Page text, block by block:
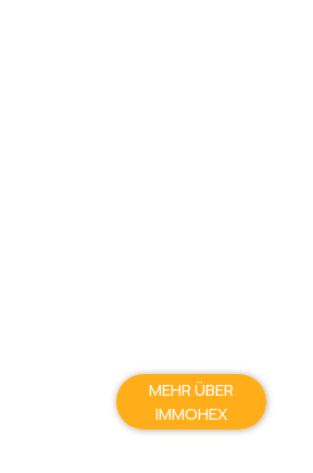
MEHR ÜBER
IMMOHEX